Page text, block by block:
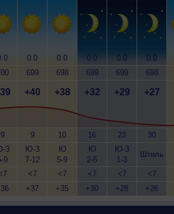
9
З
9
0.0
699
+40
9
Ю-З
7-12
<7
+37
0.0
698
+38
10
Ю
5-9
<7
+35
0.0
699
+32
16
Ю
2-5
<7
+30
0.0
699
+29
23
Ю-З
1-3
<7
+28
0.0
698
+27
30
Штиль
<7
+26